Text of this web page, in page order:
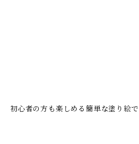
初心者の方も楽しめる簡単な塗り絵で